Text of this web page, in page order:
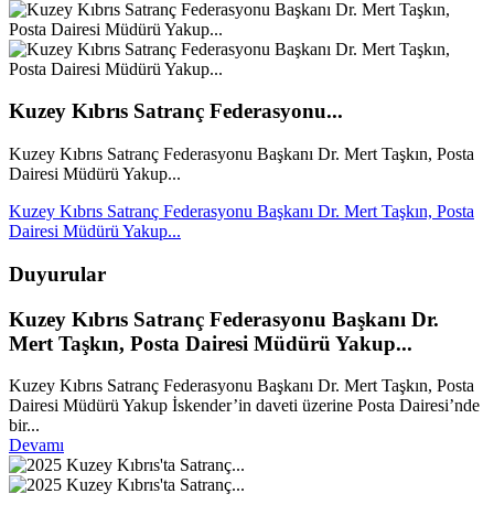
Kuzey Kıbrıs Satranç Federasyonu...
Kuzey Kıbrıs Satranç Federasyonu Başkanı Dr. Mert Taşkın, Posta
Dairesi Müdürü Yakup...
Kuzey Kıbrıs Satranç Federasyonu Başkanı Dr. Mert Taşkın, Posta
Dairesi Müdürü Yakup...
Duyurular
Kuzey Kıbrıs Satranç Federasyonu Başkanı Dr.
Mert Taşkın, Posta Dairesi Müdürü Yakup...
Kuzey Kıbrıs Satranç Federasyonu Başkanı Dr. Mert Taşkın, Posta
Dairesi Müdürü Yakup İskender’in daveti üzerine Posta Dairesi’nde
bir...
Devamı